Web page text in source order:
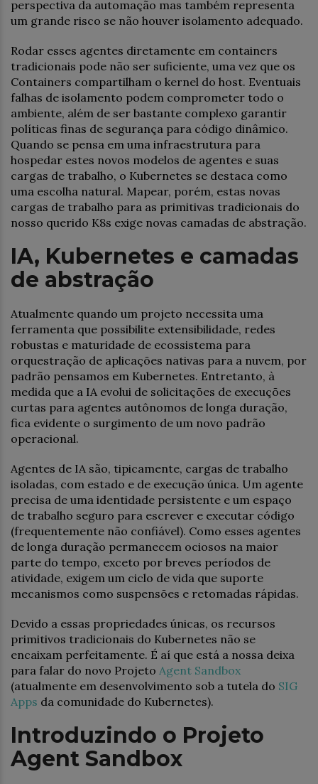
perspectiva da automação mas também representa
um grande risco se não houver isolamento adequado.
Rodar esses agentes diretamente em containers
tradicionais pode não ser suficiente, uma vez que os
Containers compartilham o kernel do host. Eventuais
falhas de isolamento podem comprometer todo o
ambiente, além de ser bastante complexo garantir
políticas finas de segurança para código dinâmico.
Quando se pensa em uma infraestrutura para
hospedar estes novos modelos de agentes e suas
cargas de trabalho, o Kubernetes se destaca como
uma escolha natural. Mapear, porém, estas novas
cargas de trabalho para as primitivas tradicionais do
nosso querido K8s exige novas camadas de abstração.
IA, Kubernetes e camadas
de abstração
Atualmente quando um projeto necessita uma
ferramenta que possibilite extensibilidade, redes
robustas e maturidade de ecossistema para
orquestração de aplicações nativas para a nuvem, por
padrão pensamos em Kubernetes. Entretanto, à
medida que a IA evolui de solicitações de execuções
curtas para agentes autônomos de longa duração,
fica evidente o surgimento de um novo padrão
operacional.
Agentes de IA são, tipicamente, cargas de trabalho
isoladas, com estado e de execução única. Um agente
precisa de uma identidade persistente e um espaço
de trabalho seguro para escrever e executar código
(frequentemente não confiável). Como esses agentes
de longa duração permanecem ociosos na maior
parte do tempo, exceto por breves períodos de
atividade, exigem um ciclo de vida que suporte
mecanismos como suspensões e retomadas rápidas.
Devido a essas propriedades únicas, os recursos
primitivos tradicionais do Kubernetes não se
encaixam perfeitamente. É aí que está a nossa deixa
para falar do novo Projeto Agent Sandbox
(atualmente em desenvolvimento sob a tutela do SIG
Apps da comunidade do Kubernetes).
Introduzindo o Projeto
Agent Sandbox